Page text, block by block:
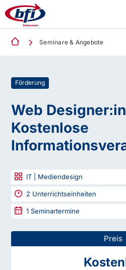
Seminare & Angebote
Förderung
Web
Kostenlose
IT | Mediendesign
2 Unterrichtseinheiten
1 Seminartermine
Preis